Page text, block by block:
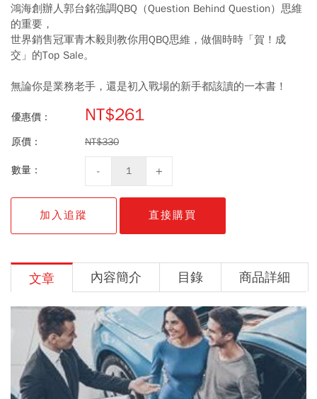
鴻海創辦人郭台銘強調QBQ（Question Behind Question）思維
的重要，
世界銷售冠軍青木毅則教你用QBQ思維，做個時時「賀！成
交」的Top Sale。
無論你是業務老手，還是初入戰場的新手都該讀的一本書！
優惠價： NT$261
原價： NT$330
數量：
加入追蹤 直接購買
文章 內容簡介 目錄 商品詳細